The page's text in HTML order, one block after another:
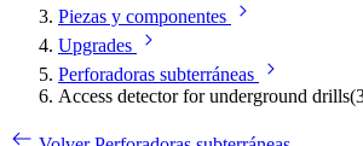
Piezas y componentes
Upgrades
Perforadoras subterráneas
Access detector for underground